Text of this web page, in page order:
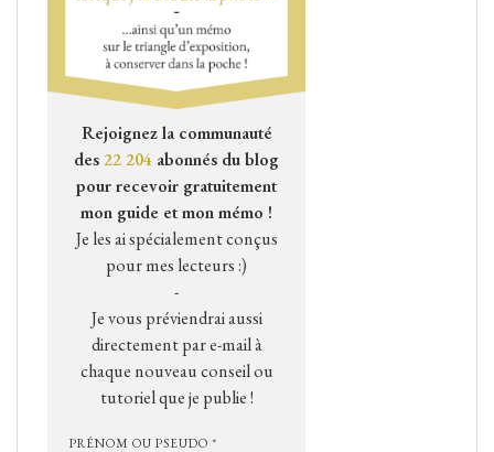
Rejoignez la communauté
des22 204 abonnés du blog
pour recevoir gratuitement
mon guide et mon mémo !
Je les ai spécialement conçus
pour mes lecteurs :)
-
Je vous préviendrai aussi
directement par e-mail à
chaque nouveau conseil ou
tutoriel que je publie !
PRÉNOM OU PSEUDO *